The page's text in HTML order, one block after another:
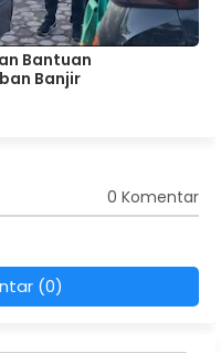
Bantuan
Banjir
0 Komentar
(0)